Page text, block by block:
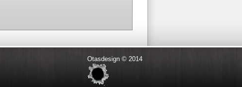
Otasdesign © 2014